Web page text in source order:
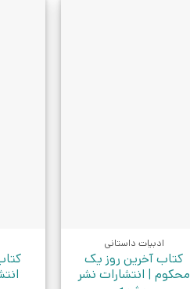
ادبیات داستانی
کتاب آخرین روز یک
محکوم | انتشارات نشر